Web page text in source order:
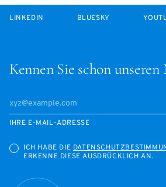
Kennen Sie schon
IHRE E-MAIL-ADRESSE
ICH HABE DIE
ERKENNE DIESE AUSDRÜCKLICH AN.
LINKEDIN BLUESKY